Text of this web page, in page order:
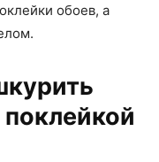
обоев, а